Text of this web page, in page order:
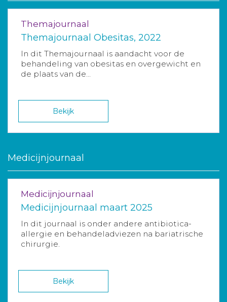
Themajournaal
Themajournaal Obesitas, 2022
In dit Themajournaal is aandacht voor de
behandeling van obesitas en overgewicht en
de plaats van de...
Bekijk
Medicijnjournaal
Medicijnjournaal
Medicijnjournaal maart 2025
In dit journaal is onder andere antibiotica-
allergie en behandeladviezen na bariatrische
chirurgie.
Bekijk